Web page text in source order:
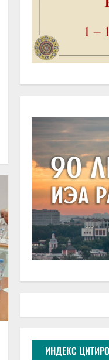
ИНДЕКС